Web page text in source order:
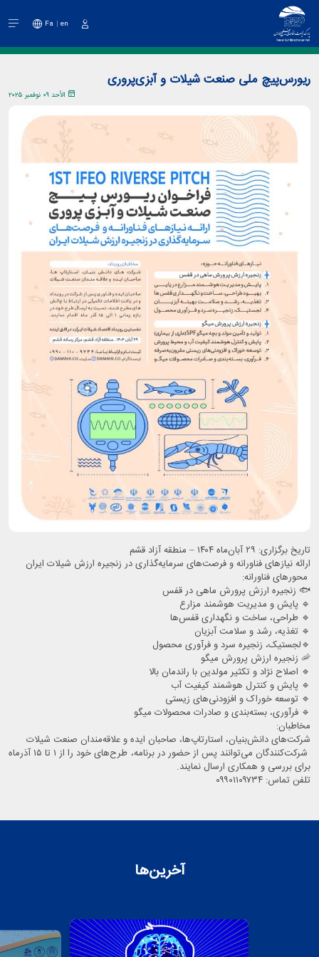
Fa en
ریورس‌پیچ ملی صنعت شیلات و آبزی‌پروری
الأحد ٠٩ نوفمبر ٢٠٢٥
تاریخ برگزاری: ۲۹ آبان‌ماه ۱۴۰۴ – منطقه آزاد قشم
ارائه نیازهای فناورانه و فرصت‌های سرمایه‌گذاری در زنجیره ارزش شیلات ایران
محورهای فناورانه:
🐟 زنجیره ارزش پرورش ماهی در قفس
🔹️ پایش و مدیریت هوشمند مزارع
🔹️ طراحی، ساخت و نگهداری قفس‌ها
🔹️ تغذیه، رشد و سلامت آبزیان
🔹️لجستیک، زنجیره سرد و فرآوری محصول
🦐 زنجیره ارزش پرورش میگو
🔹️ اصلاح نژاد و تکثیر مولدین با راندمان بالا
🔹️ پایش و کنترل هوشمند کیفیت آب
🔹️ توسعه خوراک و افزودنی‌های زیستی
🔹️ فرآوری، بسته‌بندی و صادرات محصولات میگو
مخاطبان:
شرکت‌های دانش‌بنیان، استارتاپ‌ها، صاحبان ایده و علاقه‌مندان صنعت شیلات
شرکت‌کنندگان می‌توانند پس از حضور در برنامه، طرح‌های خود را از ۱ تا ۱۵ آذرماه
برای بررسی و همکاری ارسال نمایند.
تلفن تماس: ۰۹۹۰۱۱۰۹۷۳۴
آخرین‌ها